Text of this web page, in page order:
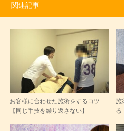
関連記事
お客様に合わせた施術をするコツ
【同じ手技を繰り返さない】
施
る